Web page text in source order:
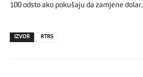
100 odsto ako pokušaju da zamjene dolar.
IZVOR RTRS